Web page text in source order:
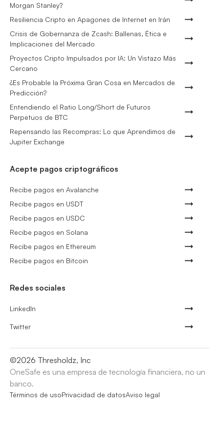
Morgan Stanley?
Resiliencia Cripto en Apagones de Internet en Irán
Crisis de Gobernanza de Zcash: Ballenas, Ética e
Implicaciones del Mercado
Proyectos Cripto Impulsados por IA: Un Vistazo Más
Cercano
¿Es Probable la Próxima Gran Cosa en Mercados de
Predicción?
Entendiendo el Ratio Long/Short de Futuros
Perpetuos de BTC
Repensando las Recompras: Lo que Aprendimos de
Jupiter Exchange
Acepte pagos criptográficos
Recibe pagos en Avalanche
Recibe pagos en USDT
Recibe pagos en USDC
Recibe pagos en Solana
Recibe pagos en Ethereum
Recibe pagos en Bitcoin
Redes sociales
LinkedIn
Twitter
©2026 Thresholdz, Inc
OneSafe es una empresa de tecnología financiera, no un
banco.
Términos de usoPrivacidad de datosAviso legal